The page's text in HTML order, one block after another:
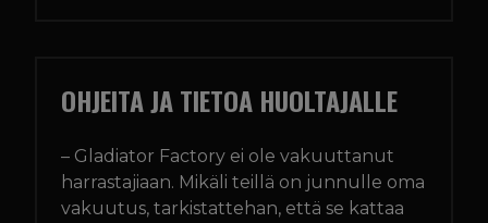
OHJEITA JA TIETOA HUOLTAJALLE
– Gladiator Factory ei ole vakuuttanut
harrastajiaan. Mikäli teillä on junnulle oma
vakuutus, tarkistattehan, että se kattaa